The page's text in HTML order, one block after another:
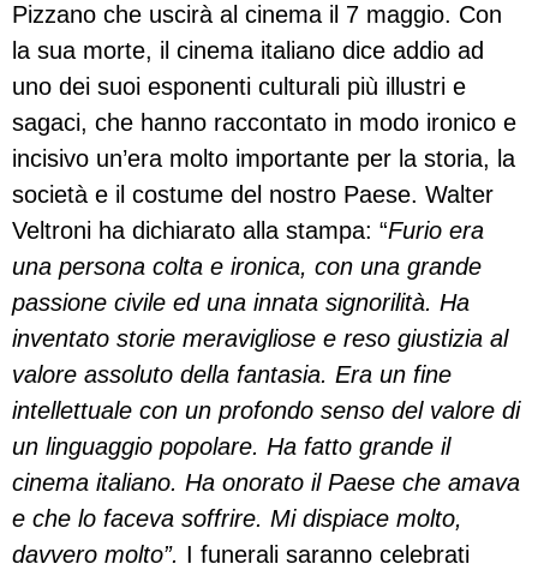
Pizzano che uscirà al cinema il 7 maggio. Con
la sua morte, il cinema italiano dice addio ad
uno dei suoi esponenti culturali più illustri e
sagaci, che hanno raccontato in modo ironico e
incisivo un’era molto importante per la storia, la
società e il costume del nostro Paese. Walter
Veltroni ha dichiarato alla stampa: “Furio era
una persona colta e ironica, con una grande
passione civile ed una innata signorilità. Ha
inventato storie meravigliose e reso giustizia al
valore assoluto della fantasia. Era un fine
intellettuale con un profondo senso del valore di
un linguaggio popolare. Ha fatto grande il
cinema italiano. Ha onorato il Paese che amava
e che lo faceva soffrire. Mi dispiace molto,
davvero molto”. I funerali saranno celebrati